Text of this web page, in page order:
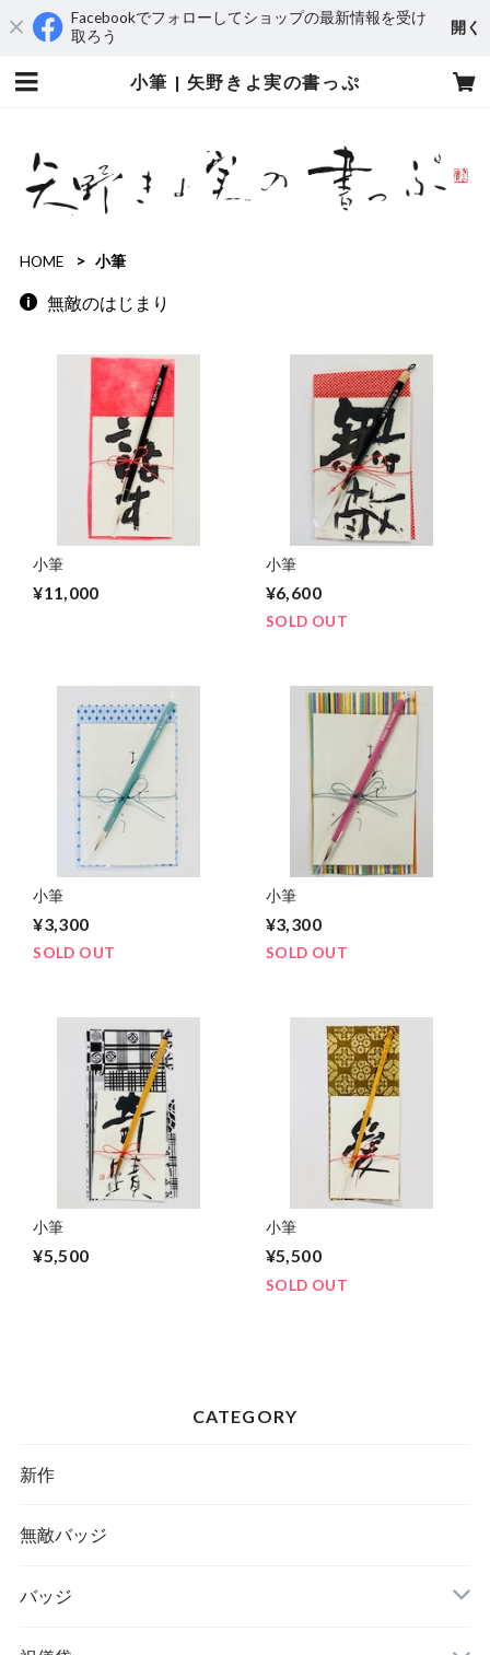
Facebookでフォローしてショップの最新情報を受け
取ろう
開く
小筆 | 矢野きよ実の書っぷ
HOME 小筆
無敵のはじまり
小筆
¥11,000
小筆
¥6,600
SOLD OUT
小筆
¥3,300
SOLD OUT
小筆
¥3,300
SOLD OUT
小筆
¥5,500
小筆
¥5,500
SOLD OUT
CATEGORY
新作
無敵バッジ
バッジ